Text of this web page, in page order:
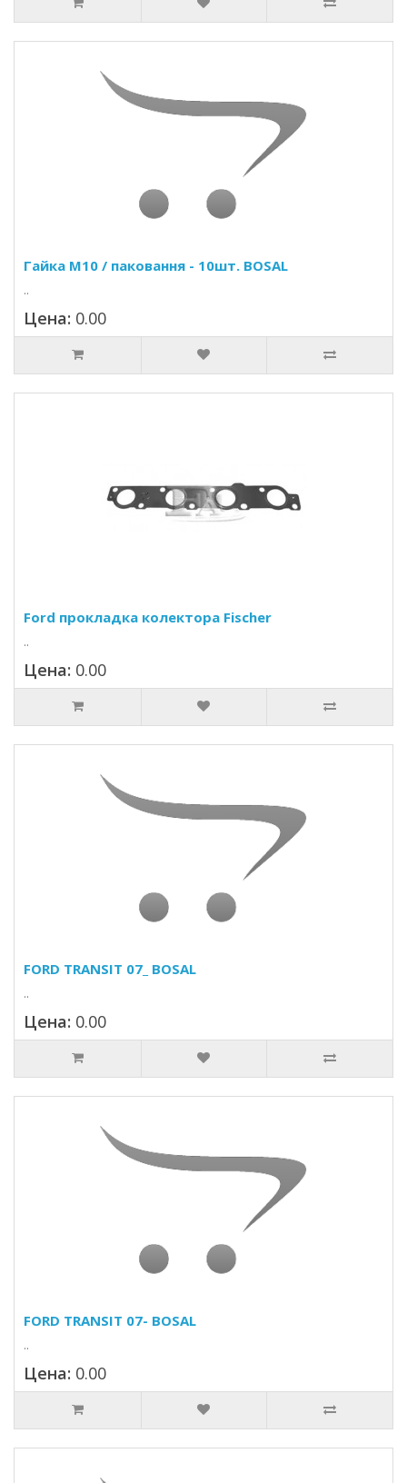
Гайка M10 / паковання - 10шт. BOSAL
..
Цена: 0.00
Ford прокладка колектора Fischer
..
Цена: 0.00
FORD TRANSIT 07_ BOSAL
..
Цена: 0.00
FORD TRANSIT 07- BOSAL
..
Цена: 0.00